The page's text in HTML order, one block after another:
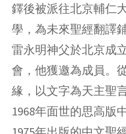
鐸後被派往北京輔仁
學，為未來聖經翻譯
雷永明神父於北京成
會，他獲邀為成員。
緣，以文字為天主聖
1968年面世的思高版